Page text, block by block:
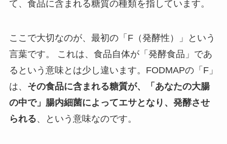
て、食品に含まれる糖質の種類を指しています。
ここで大切なのが、最初の「F（発酵性）」という
言葉です。 これは、食品自体が「発酵食品」であ
るという意味とは少し違います。FODMAPの「F」
は、 その食品に含まれる糖質が、「あなたの大腸
の中で」腸内細菌によってエサとなり、発酵させ
られる、という意味なのです。